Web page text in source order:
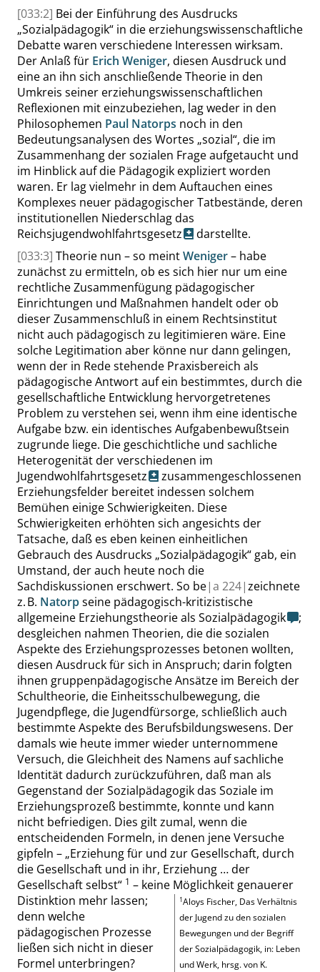
[033:2] Bei der Einführung des Ausdrucks
„Sozialpädagogik“ in die erziehungswissenschaftliche
Debatte waren verschiedene Interessen wirksam.
Der Anlaß für Erich Weniger, diesen Ausdruck und
eine an ihn sich anschließende Theorie in den
Umkreis seiner erziehungswissenschaftlichen
Reflexionen mit einzubeziehen, lag weder in den
Philosophemen Paul Natorps noch in den
Bedeutungsanalysen des Wortes „sozial“, die im
Zusammenhang der sozialen Frage aufgetaucht und
im Hinblick auf die Pädagogik expliziert worden
waren. Er lag vielmehr in dem Auftauchen eines
Komplexes neuer pädagogischer Tatbestände, deren
institutionellen Niederschlag das
Reichsjugendwohlfahrtsgesetz
darstellte.
[033:3] Theorie nun – so meintWeniger– habe
zunächst zu ermitteln, ob es sich hier nur um eine
rechtliche Zusammenfügung pädagogischer
Einrichtungen und Maßnahmen handelt oder ob
dieser Zusammenschluß in einem Rechtsinstitut
nicht auch pädagogisch zu legitimieren wäre. Eine
solche Legitimation aber könne nur dann gelingen,
wenn der in Rede stehende Praxisbereich als
pädagogische Antwort auf ein bestimmtes, durch die
gesellschaftliche Entwicklung hervorgetretenes
Problem zu verstehen sei, wenn ihm eine identische
Aufgabe bzw. ein identisches Aufgabenbewußtsein
zugrunde liege. Die geschichtliche und sachliche
Heterogenität der verschiedenen im
Jugendwohlfahrtsgesetz
zusammengeschlossenen
Erziehungsfelder bereitet indessen solchem
Bemühen einige Schwierigkeiten. Diese
Schwierigkeiten erhöhten sich angesichts der
Tatsache, daß es eben keinen einheitlichen
Gebrauch des Ausdrucks „Sozialpädagogik“ gab, ein
Umstand, der auch heute noch die
Sachdiskussionen erschwert. So be|a 224|zeichnete
z. B. Natorpseine pädagogisch-kritizistische
allgemeine Erziehungstheorie als Sozialpädagogik
;
desgleichen nahmen Theorien, die die sozialen
Aspekte des Erziehungsprozesses betonen wollten,
diesen Ausdruck für sich in Anspruch; darin folgten
ihnen gruppenpädagogische Ansätze im Bereich der
Schultheorie, die Einheitsschulbewegung, die
Jugendpflege, die Jugendfürsorge, schließlich auch
bestimmte Aspekte des Berufsbildungswesens. Der
damals wie heute immer wieder unternommene
Versuch, die Gleichheit des Namens auf sachliche
Identität dadurch zurückzuführen, daß man als
Gegenstand der Sozialpädagogik das Soziale im
Erziehungsprozeß bestimmte, konnte und kann
nicht befriedigen. Dies gilt zumal, wenn die
entscheidenden Formeln, in denen jene Versuche
gipfeln – „Erziehung für und zur Gesellschaft, durch
die Gesellschaft und in ihr, Erziehung … der
Gesellschaft selbst“ 1
1Aloys Fischer, Das Verhältnis
der Jugend zu den sozialen
Bewegungen und der Begriff
der Sozialpädagogik, in: Leben
und Werk, hrsg. von K.
– keine Möglichkeit genauerer
Distinktion mehr lassen;
denn welche
pädagogischen Prozesse
ließen sich nicht in dieser
Formel unterbringen?